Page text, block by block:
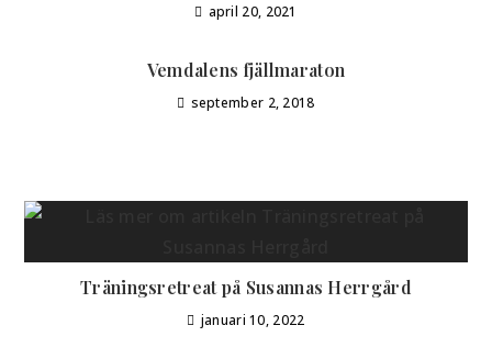
april 20, 2021
Vemdalens fjällmaraton
september 2, 2018
Träningsretreat på Susannas Herrgård
januari 10, 2022